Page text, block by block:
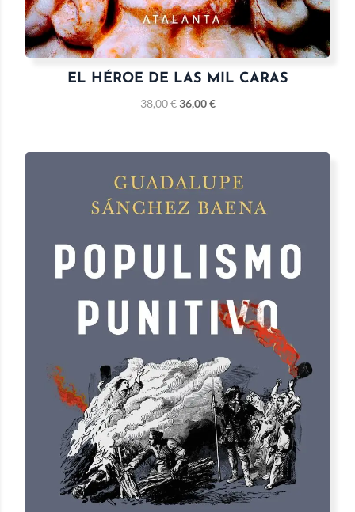
EL HÉROE DE LAS MIL CARAS
38,00€ 36,00€